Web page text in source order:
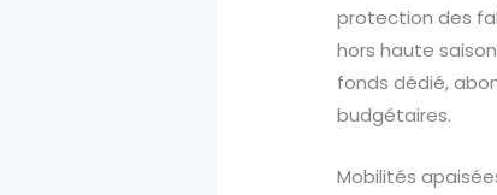
protection des
hors haute
fonds dédié,
budgétaires.
Mobilités